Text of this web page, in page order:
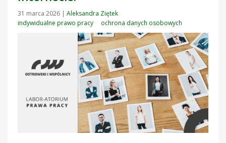
31 marca 2026 | Aleksandra Ziętek
indywidualne prawo pracy
ochrona danych osobowych